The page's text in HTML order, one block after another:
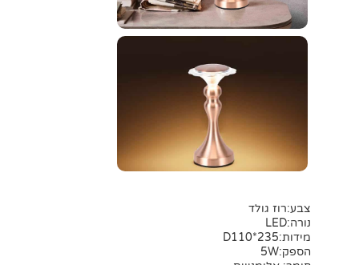
צבע:רוז גולד
נורה:LED
מידות:D110*235
הספק:5W